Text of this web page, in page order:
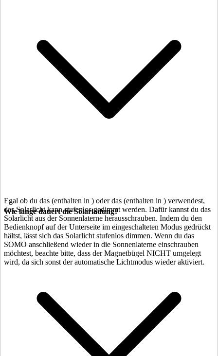
Egal ob du das (enthalten in ) oder das (enthalten in ) verwendest,
das Solarlicht kann stufenlos gedimmt werden. Dafür kannst du das
Solarlicht aus der Sonnenlaterne herausschrauben. Indem du den
Bedienknopf auf der Unterseite im eingeschalteten Modus gedrückt
hältst, lässt sich das Solarlicht stufenlos dimmen. Wenn du das
SOMO anschließend wieder in die Sonnenlaterne einschrauben
möchtest, beachte bitte, dass der Magnetbügel NICHT umgelegt
wird, da sich sonst der automatische Lichtmodus wieder aktiviert.
Wie lange dauert die Solarladung?